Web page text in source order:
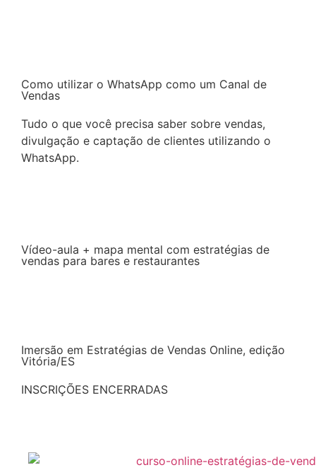
Como utilizar o WhatsApp como um Canal de
Vendas
Tudo o que você precisa saber sobre vendas,
divulgação e captação de clientes utilizando o
WhatsApp.
Vídeo-aula + mapa mental com estratégias de
vendas para bares e restaurantes
Imersão em Estratégias de Vendas Online, edição
Vitória/ES
INSCRIÇÕES ENCERRADAS